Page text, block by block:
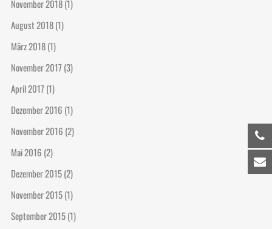
November 2018(1)
August 2018(1)
März 2018(1)
November 2017 (3)
April 2017 (1)
Dezember 2016 (1)
November 2016 (2)
Mai 2016 (2)
Dezember 2015(2)
November 2015(1)
September 2015(1)